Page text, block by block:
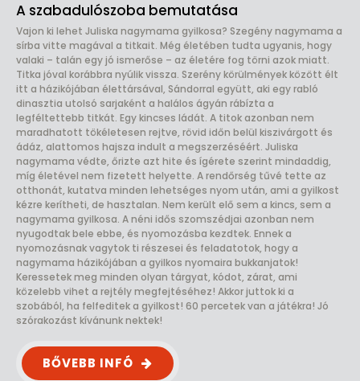
A szabadulószoba bemutatása
Vajon ki lehet Juliska nagymama gyilkosa? Szegény nagymama a
sírba vitte magával a titkait. Még életében tudta ugyanis, hogy
valaki – talán egy jó ismerőse – az életére fog törni azok miatt.
Titka jóval korábbra nyúlik vissza. Szerény körülmények között élt
itt a házikójában élettársával, Sándorral együtt, aki egy rabló
dinasztia utolsó sarjaként a halálos ágyán rábízta a
legféltettebb titkát. Egy kincses ládát. A titok azonban nem
maradhatott tökéletesen rejtve, rövid időn belül kiszivárgott és
ádáz, alattomos hajsza indult a megszerzéséért. Juliska
nagymama védte, őrizte azt hite és ígérete szerint mindaddig,
míg életével nem fizetett helyette. A rendőrség tűvé tette az
otthonát, kutatva minden lehetséges nyom után, ami a gyilkost
kézre kerítheti, de hasztalan. Nem került elő sem a kincs, sem a
nagymama gyilkosa. A néni idős szomszédjai azonban nem
nyugodtak bele ebbe, és nyomozásba kezdtek. Ennek a
nyomozásnak vagytok ti részesei és feladatotok, hogy a
nagymama házikójában a gyilkos nyomaira bukkanjatok!
Keressetek meg minden olyan tárgyat, kódot, zárat, ami
közelebb vihet a rejtély megfejtéséhez! Akkor juttok ki a
szobából, ha felfeditek a gyilkost! 60 percetek van a játékra! Jó
szórakozást kívánunk nektek!
BŐVEBB INFÓ